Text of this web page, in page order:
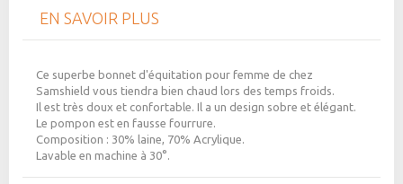
EN SAVOIR PLUS
Ce superbe bonnet d'équitation pour femme de chez
Samshield vous tiendra bien chaud lors des temps froids.
Il est très doux et confortable. Il a un design sobre et élégant.
Le pompon est en fausse fourrure.
Composition : 30% laine, 70% Acrylique.
Lavable en machine à 30°.